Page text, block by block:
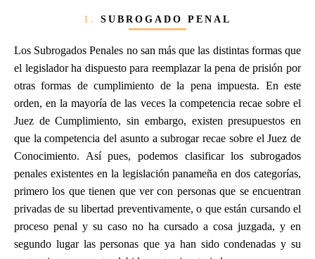
1. SUBROGADO PENAL
Los Subrogados Penales no san más que las distintas formas que
el legislador ha dispuesto para reemplazar la pena de prisión por
otras formas de cumplimiento de la pena impuesta. En este
orden, en la mayoría de las veces la competencia recae sobre el
Juez de Cumplimiento, sin embargo, existen presupuestos en
que la competencia del asunto a subrogar recae sobre el Juez de
Conocimiento. Así pues, podemos clasificar los subrogados
penales existentes en la legislación panameña en dos categorías,
primero los que tienen que ver con personas que se encuentran
privadas de su libertad preventivamente, o que están cursando el
proceso penal y su caso no ha cursado a cosa juzgada, y en
segundo lugar las personas que ya han sido condenadas y su